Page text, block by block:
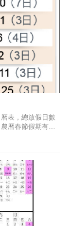
表，總放假日數
曆春節假期有七